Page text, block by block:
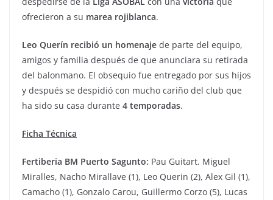
ofrecieron a su marea rojiblanca.
Leo Querín recibió un homenaje de parte del equipo,
amigos y familia después de que anunciara su retirada
del balonmano. El obsequio fue entregado por sus hijos
y después se despidió con mucho cariño del club que
ha sido su casa durante 4 temporadas.
Ficha Técnica
Fertiberia BM Puerto Sagunto: Pau Guitart. Miguel
Miralles, Nacho Mirallave (1), Leo Querin (2), Alex Gil (1),
Camacho (1), Gonzalo Carou, Guillermo Corzo (5), Lucas